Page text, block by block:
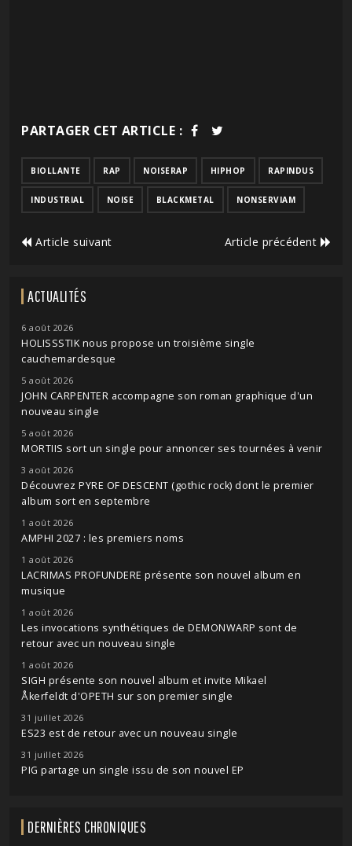
PARTAGER CET ARTICLE :
BIOLLANTE RAP NOISERAP HIPHOP RAPINDUS
INDUSTRIAL NOISE BLACKMETAL NONSERVIAM
Article suivant Article précédent
ACTUALITÉS
6 août 2026
HOLISSSTIK nous propose un troisième single
cauchemardesque
5 août 2026
JOHN CARPENTER accompagne son roman graphique d'un
nouveau single
5 août 2026
MORTIIS sort un single pour annoncer ses tournées à venir
3 août 2026
Découvrez PYRE OF DESCENT (gothic rock) dont le premier
album sort en septembre
1 août 2026
AMPHI 2027 : les premiers noms
1 août 2026
LACRIMAS PROFUNDERE présente son nouvel album en
musique
1 août 2026
Les invocations synthétiques de DEMONWARP sont de
retour avec un nouveau single
1 août 2026
SIGH présente son nouvel album et invite Mikael
Åkerfeldt d'OPETH sur son premier single
31 juillet 2026
ES23 est de retour avec un nouveau single
31 juillet 2026
PIG partage un single issu de son nouvel EP
DERNIÈRES CHRONIQUES